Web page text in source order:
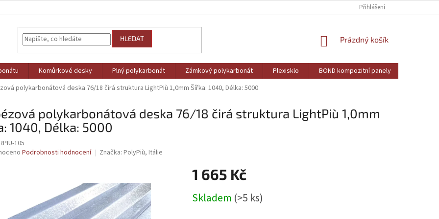
Přihlášení
HLEDAT
NÁKUPNÍ
Prázdný košík
Komůrkové desky Plný polykarbonát Zámkový polykarbonát Plexisklo BOND kompozitní panely
polykarbonátová deska 76/18 čirá struktura LightPiù 1,0mm Šířka: 1040, Délka: 5000
polykarbonátová deska 76/18 čirá struktura LightPiù 1,0mm
1040, Délka: 5000
105
Podrobnosti hodnocení Značka: PolyPiù, Itálie
1 665 Kč
cena:
Skladem (>5 ks)